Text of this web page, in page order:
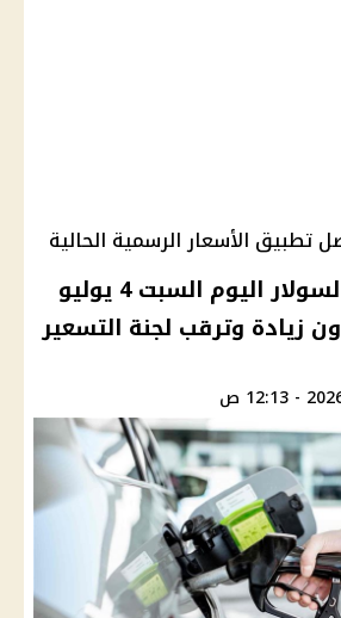
تطبيق الأسعار الرسمية الحالية
أسعار البنزين والسولار اليوم السبت 4 يوليو